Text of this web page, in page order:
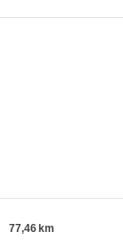
77,46 km